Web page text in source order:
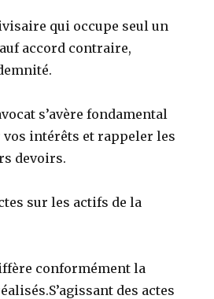
qui occupe seul un
accord contraire,
s’avère fondamental
vos intérêts et rappeler les
devoirs.
sur les actifs de la
conformément la
des actes